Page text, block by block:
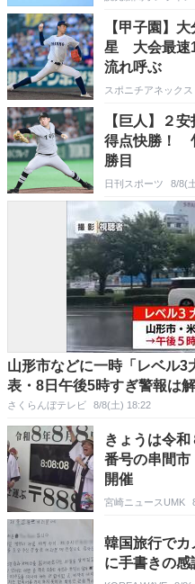
【甲子園】
星 大会最速
流れ呼ぶ
スポニチアネックス
【巨人】２
得点快勝！
勝目
日刊スポーツ 8/8(
山形市などに一時「レベル3
表・8日午後5時すぎ警報は
さくらんぼテレビ 8/8(土) 18:22
きょうは令
番号の串間
開催
宮崎ニュースUMK
韓国旅行でカ
に手書きの感